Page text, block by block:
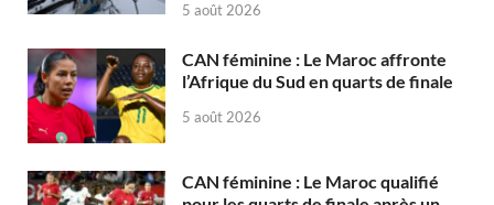
5 août 2026
CAN féminine : Le Maroc affronte
l’Afrique du Sud en quarts de finale
5 août 2026
CAN féminine : Le Maroc qualifié